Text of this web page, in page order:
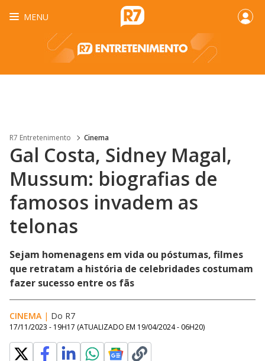
MENU
R7 Entretenimento Cinema
Gal Costa, Sidney Magal,
Mussum: biografias de
famosos invadem as
telonas
Sejam homenagens em vida ou póstumas, filmes
que retratam a história de celebridades costumam
fazer sucesso entre os fãs
CINEMA | Do R7
17/11/2023 - 19H17 (ATUALIZADO EM 19/04/2024 - 06H20)